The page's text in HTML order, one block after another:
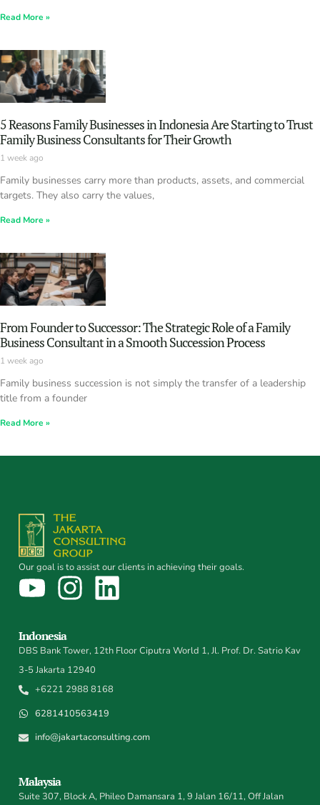
Read More »
5 Reasons Family Businesses in Indonesia Are Starting to Trust
Family Business Consultants for Their Growth
1 week ago
Family businesses carry more than products, assets, and commercial
targets. They also carry the values,
Read More »
From Founder to Successor: The Strategic Role of a Family
Business Consultant in a Smooth Succession Process
1 week ago
Family business succession is not simply the transfer of a leadership
title from a founder
Read More »
Our goal is to assist our clients in achieving their goals.
Indonesia
DBS Bank Tower, 12th Floor Ciputra World 1, Jl. Prof. Dr. Satrio Kav
3-5 Jakarta 12940
+6221 2988 8168
6281410563419
info@jakartaconsulting.com
Malaysia
Suite 307, Block A, Phileo Damansara 1, 9 Jalan 16/11, Off Jalan